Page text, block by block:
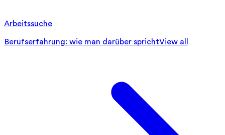
Arbeitssuche
Berufserfahrung: wie man darüber sprichtView all